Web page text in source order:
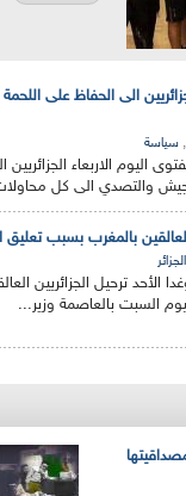
الى الحفاظ على
, سياسة
اليوم الاربعاء
والتصدي الى كل
بالمغرب بسبب تعليق
الجزائر
الأحد ترحيل الجزائريين
السبت بالعاصمة وزير...